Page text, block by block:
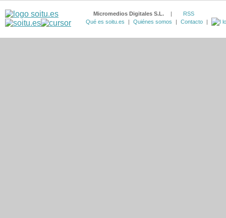
Micromedios Digitales S.L. |
RSS
Qué es soitu.es
| Quiénes somos | Contacto |